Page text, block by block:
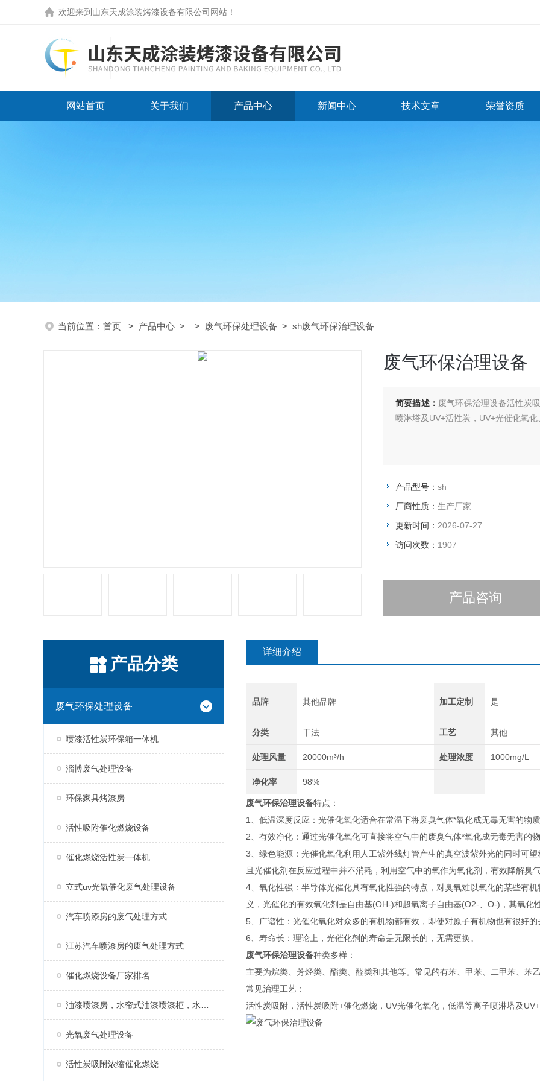
欢迎来到 山东天成涂装烤漆设备有限公司网站 ！
网站首页 关于我们 产品中心 新闻中心 技术文章 荣誉资质
当前位置： 首页 > 产品中心 > > 废气环保处理设备 > sh废气环保治理设备
废气环保治理设备
简要描述： 废气环保治理设备活性炭
喷淋塔及UV+活性炭，UV+光催化氧
产品型号： sh
厂商性质： 生产厂家
更新时间： 2026-07-27
访问次数： 1907
产品咨询
产品分类
废气环保处理设备
喷漆活性炭环保箱一体机
淄博废气处理设备
环保家具烤漆房
活性吸附催化燃烧设备
催化燃烧活性炭一体机
立式uv光氧催化废气处理设备
汽车喷漆房的废气处理方式
江苏汽车喷漆房的废气处理方式
催化燃烧设备厂家排名
光氧废气处理设备
活性炭吸附浓缩催化燃烧
详细介绍
品牌 其他品牌 加工定制 是
分类 干法 工艺 其他
处理风量 20000m³/h 处理浓度 1000mg/L
净化率 98%
废气环保治理设备特点：
1、低温深度反应：光催化氧化适合在常温下将废臭气体*氧化成无毒无害的物
2、有效净化：通过光催化氧化可直接将空气中的废臭气体*氧化成无毒无害的
3、绿色能源：光催化氧化利用人工紫外线灯管产生的真空波紫外光的同时可
且光催化剂在反应过程中并不消耗，利用空气中的氧作为氧化剂，有效降解臭
4、氧化性强：半导体光催化具有氧化性强的特点，对臭氧难以氧化的某些有
义，光催化的有效氧化剂是自由基(OH-)和超氧离子自由基(O2-、O-)，其氧化
5、广谱性：光催化氧化对众多的有机物都有效，即使对原子有机物也有很好
6、寿命长：理论上，光催化剂的寿命是无限长的，无需更换。
废气环保治理设备种类多样：
主要为烷类、芳烃类、酯类、醛类和其他等。常见的有苯、甲苯、二甲苯、苯
常见治理工艺：
活性炭吸附，活性炭吸附+催化燃烧，UV光催化氧化，低温等离子喷淋塔及